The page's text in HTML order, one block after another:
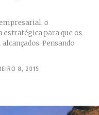
o
para que os
Pensando
8, 2015